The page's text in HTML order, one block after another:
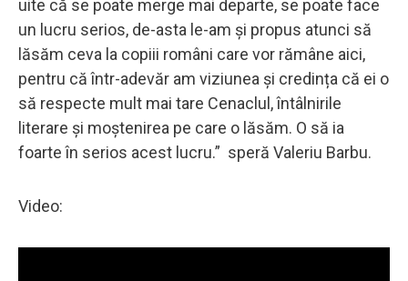
uite că se poate merge mai departe, se poate face
un lucru serios, de-asta le-am și propus atunci să
lăsăm ceva la copiii români care vor rămâne aici,
pentru că într-adevăr am viziunea și credința că ei o
să respecte mult mai tare Cenaclul, întâlnirile
literare și moștenirea pe care o lăsăm. O să ia
foarte în serios acest lucru.” speră Valeriu Barbu.
Video: